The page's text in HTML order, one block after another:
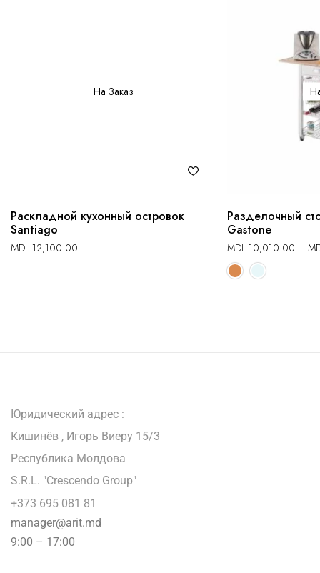
На Заказ
Раскладной кухонный островок
Santiago
MDL 12,100.00
Разделочный
Gastone
MDL 10,010.00 –
Юридический адрес :
Кишинёв , Игорь Виеру 15/3
Республика Молдова
S.R.L. "Crescendo Group"
+373 695 081 81
manager@arit.md
9:00 – 17:00